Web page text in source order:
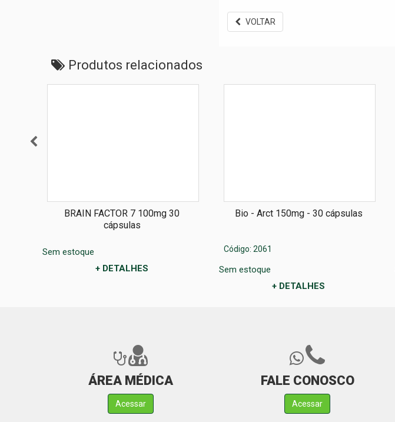
VOLTAR
Produtos relacionados
BRAIN FACTOR 7 100mg 30
cápsulas
Sem estoque
+ DETALHES
Bio - Arct 150mg - 30 cápsulas
Código: 2061
Sem estoque
+ DETALHES
ÁREA MÉDICA
Acessar
FALE CONOSCO
Acessar